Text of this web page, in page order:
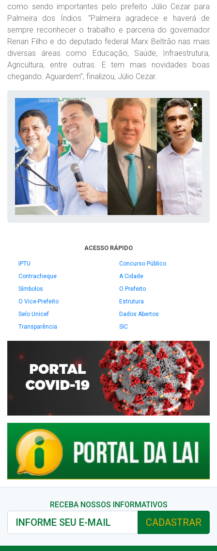
como sendo importantes pelo prefeito Júlio Cezar para
Palmeira dos Índios. “Palmeira agradece e haverá de
sempre reconhecer o trabalho e parceria do governador
Renan Filho e do deputado federal Marx Beltrão nas mais
diversas áreas como Educação, Saúde, Infraestrutura,
Agricultura, entre outras. E tem mais novidades boas
chegando. Aguardem”, finalizou, Júlio Cezar.
ACESSO RÁPIDO
IPTU
Concurso Público
Contracheque
A Cidade
Símbolos
O Prefeito
O Vice-Prefeito
Estrutura
Selo Unicef
Dados Abertos
Transparência
SIC
RECEBA NOSSOS INFORMATIVOS
CADASTRAR